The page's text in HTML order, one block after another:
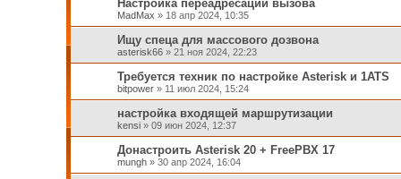
Настройка переадресации вызова
MadMax » 18 апр 2024, 10:35
Ищу спеца для массового дозвона
asterisk66» 21 ноя 2024, 22:23
Требуется техник по настройке Asterisk и 1ATS
bitpower» 11 июл 2024, 15:24
настройка входящей маршрутизации
kensi» 09 июн 2024, 12:37
Донастроить Asterisk 20 + FreePBX 17
mungh» 30 апр 2024, 16:04